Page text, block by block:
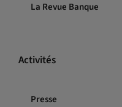
La Revue Banque
Activités
Presse